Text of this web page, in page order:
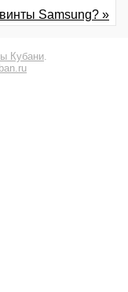
Samsung? »
Кубани